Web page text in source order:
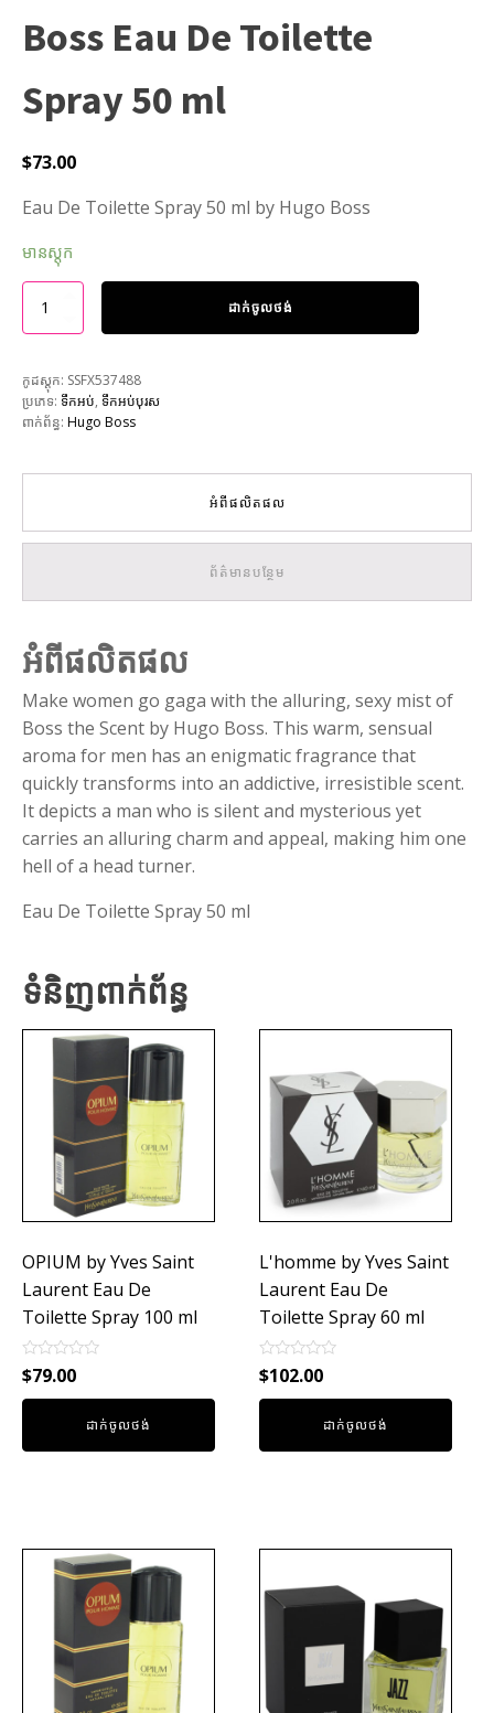
Boss Eau De Toilette
Spray 50 ml
$73.00
Eau De Toilette Spray 50 ml by Hugo Boss
មានស្តុក
ដាក់ចូលថង់
កូដស្តុក: SSFX537488
ប្រភេទ: ទឹកអប់, ទឹកអប់បុរស
ពាក់ព័ន្ធ: Hugo Boss
អំពីផលិតផល
ព័ត៌មានបន្ថែម
អំពីផលិតផល
Make women go gaga with the alluring, sexy mist of
Boss the Scent by Hugo Boss. This warm, sensual
aroma for men has an enigmatic fragrance that
quickly transforms into an addictive, irresistible scent.
It depicts a man who is silent and mysterious yet
carries an alluring charm and appeal, making him one
hell of a head turner.
Eau De Toilette Spray 50 ml
ទំនិញពាក់ព័ន្ធ
OPIUM by Yves Saint
Laurent Eau De
Toilette Spray 100 ml
Rated
0
out
$79.00
ដាក់ចូលថង់
L'homme by Yves Saint
Laurent Eau De
Toilette Spray 60 ml
Rated
0
out
$102.00
ដាក់ចូលថង់